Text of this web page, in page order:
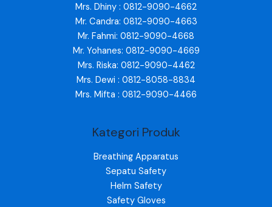
Mrs. Dhiny : 0812-9090-4662
Mr. Candra: 0812-9090-4663
Mr. Fahmi: 0812-9090-4668
Mr. Yohanes: 0812-9090-4669
Mrs. Riska: 0812-9090-4462
Mrs. Dewi : 0812-8058-8834
Mrs. Mifta : 0812-9090-4466
Kategori Produk
Breathing Apparatus
Sepatu Safety
Helm Safety
Safety Gloves